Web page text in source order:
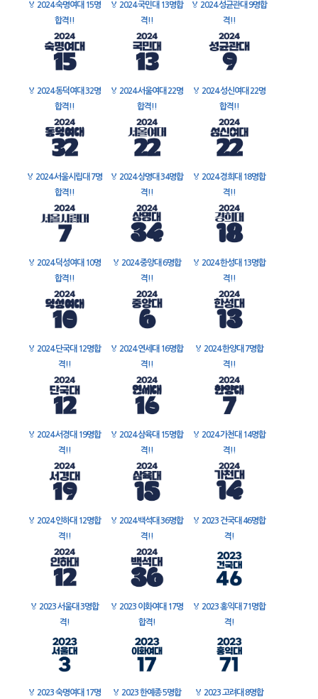
🏅 2024 숙명여대 15명
합격!!
🏅 2024 국민대 13명합
격!!
🏅 2024 성균관대 9명합
격!!
🏅 2024 동덕여대 32명
합격!!
🏅 2024 서울여대 22명
합격!!
🏅 2024 성신여대 22명
합격!!
🏅 2024 서울시립대 7명
합격!!
🏅 2024 상명대 34명합
격!!
🏅 2024 경희대 18명합
격!!
🏅 2024 덕성여대 10명
합격!!
🏅 2024 중앙대 6명합
격!!
🏅 2024 한성대 13명합
격!!
🏅 2024 단국대 12명합
격!!
🏅 2024 연세대 16명합
격!!
🏅 2024 한양대 7명합
격!!
🏅 2024 서경대 19명합
격!!
🏅 2024 삼육대 15명합
격!!
🏅 2024 가천대 14명합
격!!
🏅 2024 인하대 12명합
격!!
🏅 2024 백석대 36명합
격!!
🏅 2023 건국대 46명합
격!
🏅 2023 서울대 3명합
격!
🏅 2023 이화여대 17명
합격!
🏅 2023 홍익대 71명합
격!
🏅 2023 숙명여대 17명
🏅 2023 한예종 5명합
🏅 2023 고려대 8명합